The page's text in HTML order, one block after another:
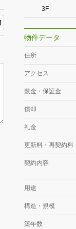
3F
物件データ
住所
アクセス
敷金・保証金
償却
礼金
更新料・再契約料
契約内容
用途
構造・規模
築年数